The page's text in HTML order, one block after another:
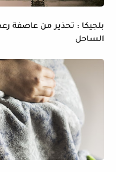
بلجيكا : تحذير من عاصفة
الساحل